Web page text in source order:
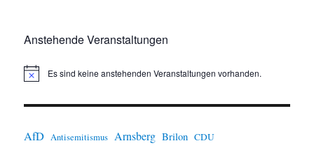
Anstehende Veranstaltungen
H
Es sind keine anstehenden Veranstaltungen vorhanden.
AfD Antisemitismus Arnsberg Brilon CDU